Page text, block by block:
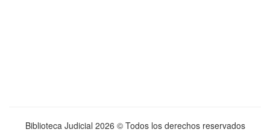
Biblioteca Judicial 2026 © Todos los derechos reservados